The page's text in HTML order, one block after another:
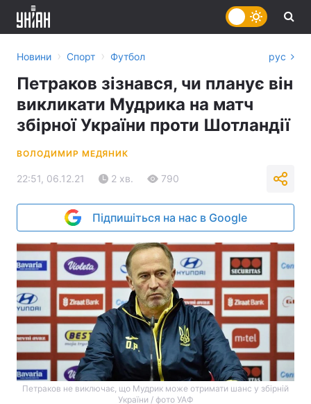
Новини › Спорт › Футбол рус
Петраков зізнався, чи планує він
викликати Мудрика на матч
збірної України проти Шотландії
ВОЛОДИМИР МЕДЯНИК
22:51, 06.12.21 2 хв. 790
Підпишіться на нас в Google
Петраков не виключає, що Мудрик може отримати шанс у збірній
України / фото УАФ